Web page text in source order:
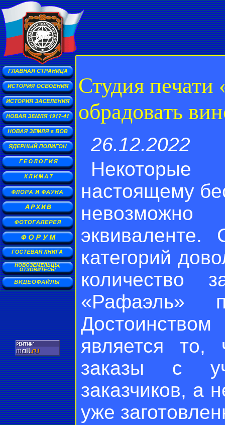
Студия печати
обрадовать
26.12.2022
настоящему
эквиваленте.
категорий
количество
«Рафаэль»
является то,
заказы с
заказчиков, а
уже